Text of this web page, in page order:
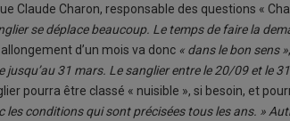
Claude Charon, responsable des questions «
se déplace beaucoup. Le temps de faire la
allongement d’un mois va donc « dans le bon sens »
jusqu’au 31 mars. Le sanglier entre le 20/09 et le
pourra être classé « nuisible », si besoin, et
les conditions qui sont précisées tous les ans. »